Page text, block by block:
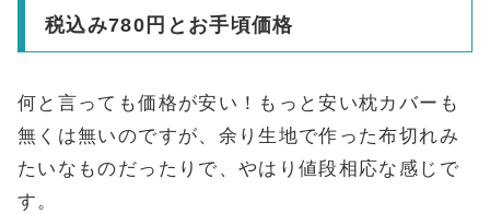
税込み780円とお手頃価格
何と言っても価格が安い！もっと安い枕カバーも
無くは無いのですが、余り生地で作った布切れみ
たいなものだったりで、やはり値段相応な感じで
す。